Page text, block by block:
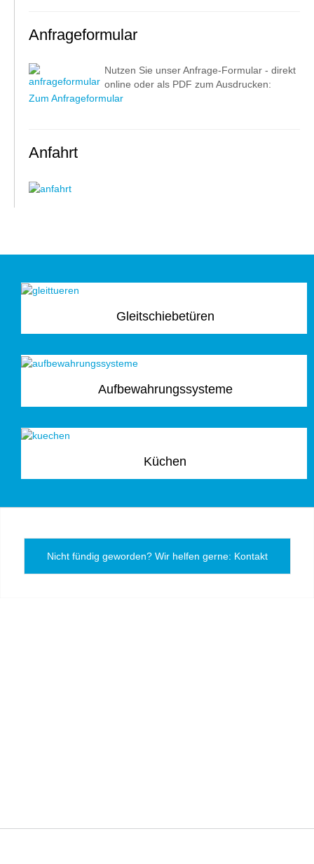
Anfrageformular
Nutzen Sie unser Anfrage-Formular - direkt
online oder als PDF zum Ausdrucken:
Zum Anfrageformular
Anfahrt
Gleitschiebetüren
Aufbewahrungssysteme
Küchen
Nicht fündig geworden? Wir helfen gerne: Kontakt